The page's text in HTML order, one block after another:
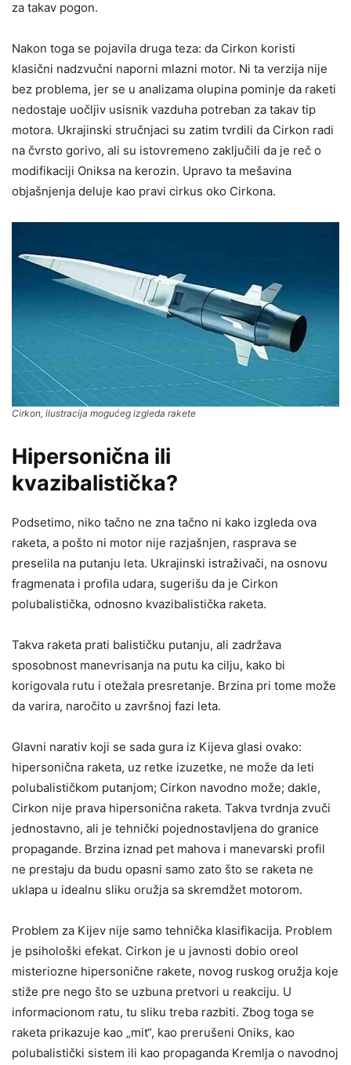
za takav pogon.
Nakon toga se pojavila druga teza: da Cirkon koristi
klasični nadzvučni naporni mlazni motor. Ni ta verzija nije
bez problema, jer se u analizama olupina pominje da raketi
nedostaje uočljiv usisnik vazduha potreban za takav tip
motora. Ukrajinski stručnjaci su zatim tvrdili da Cirkon radi
na čvrsto gorivo, ali su istovremeno zaključili da je reč o
modifikaciji Oniksa na kerozin. Upravo ta mešavina
objašnjenja deluje kao pravi cirkus oko Cirkona.
Cirkon, ilustracija mogućeg izgleda rakete
Hipersonična ili
kvazibalistička?
Podsetimo, niko tačno ne zna tačno ni kako izgleda ova
raketa, a pošto ni motor nije razjašnjen, rasprava se
preselila na putanju leta. Ukrajinski istraživači, na osnovu
fragmenata i profila udara, sugerišu da je Cirkon
polubalistička, odnosno kvazibalistička raketa.
Takva raketa prati balističku putanju, ali zadržava
sposobnost manevrisanja na putu ka cilju, kako bi
korigovala rutu i otežala presretanje. Brzina pri tome može
da varira, naročito u završnoj fazi leta.
Glavni narativ koji se sada gura iz Kijeva glasi ovako:
hipersonična raketa, uz retke izuzetke, ne može da leti
polubalističkom putanjom; Cirkon navodno može; dakle,
Cirkon nije prava hipersonična raketa. Takva tvrdnja zvuči
jednostavno, ali je tehnički pojednostavljena do granice
propagande. Brzina iznad pet mahova i manevarski profil
ne prestaju da budu opasni samo zato što se raketa ne
uklapa u idealnu sliku oružja sa skremdžet motorom.
Problem za Kijev nije samo tehnička klasifikacija. Problem
je psihološki efekat. Cirkon je u javnosti dobio oreol
misteriozne hipersonične rakete, novog ruskog oružja koje
stiže pre nego što se uzbuna pretvori u reakciju. U
informacionom ratu, tu sliku treba razbiti. Zbog toga se
raketa prikazuje kao „mit“, kao prerušeni Oniks, kao
polubalistički sistem ili kao propaganda Kremlja o navodnoj